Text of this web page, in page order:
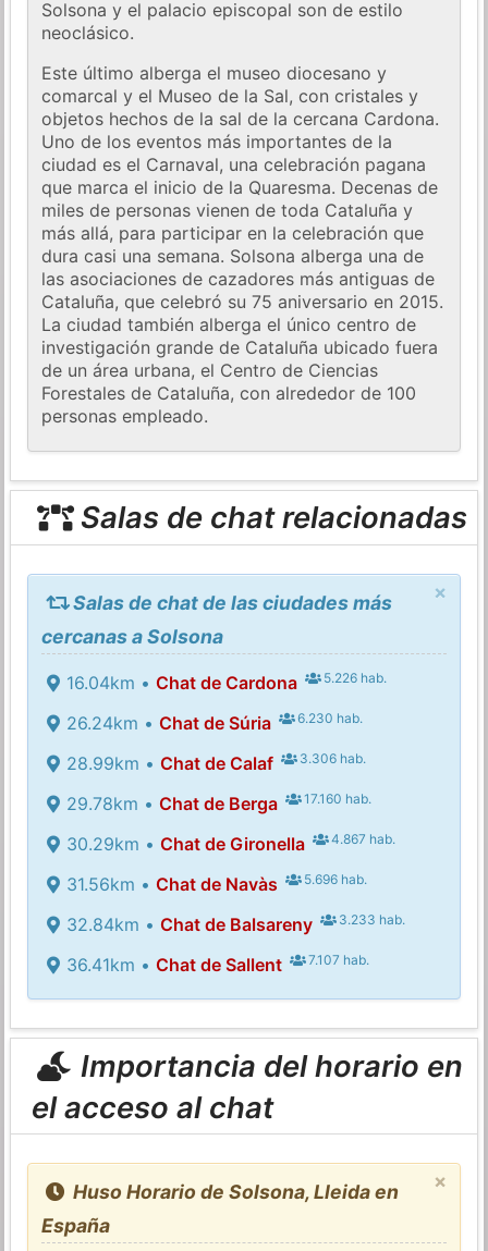
Solsona y el palacio episcopal son de estilo
neoclásico.
Este último alberga el museo diocesano y
comarcal y el Museo de la Sal, con cristales y
objetos hechos de la sal de la cercana Cardona.
Uno de los eventos más importantes de la
ciudad es el Carnaval, una celebración pagana
que marca el inicio de la Quaresma. Decenas de
miles de personas vienen de toda Cataluña y
más allá, para participar en la celebración que
dura casi una semana. Solsona alberga una de
las asociaciones de cazadores más antiguas de
Cataluña, que celebró su 75 aniversario en 2015.
La ciudad también alberga el único centro de
investigación grande de Cataluña ubicado fuera
de un área urbana, el Centro de Ciencias
Forestales de Cataluña, con alrededor de 100
personas empleado.
Salas de chat relacionadas
×
Salas de chat de las ciudades más
cercanas a Solsona
16.04km • Chat de Cardona 5.226 hab.
26.24km • Chat de Súria 6.230 hab.
28.99km • Chat de Calaf 3.306 hab.
29.78km • Chat de Berga 17.160 hab.
30.29km • Chat de Gironella 4.867 hab.
31.56km • Chat de Navàs 5.696 hab.
32.84km • Chat de Balsareny 3.233 hab.
36.41km • Chat de Sallent 7.107 hab.
Importancia del horario en
el acceso al chat
×
Huso Horario de Solsona, Lleida en
España